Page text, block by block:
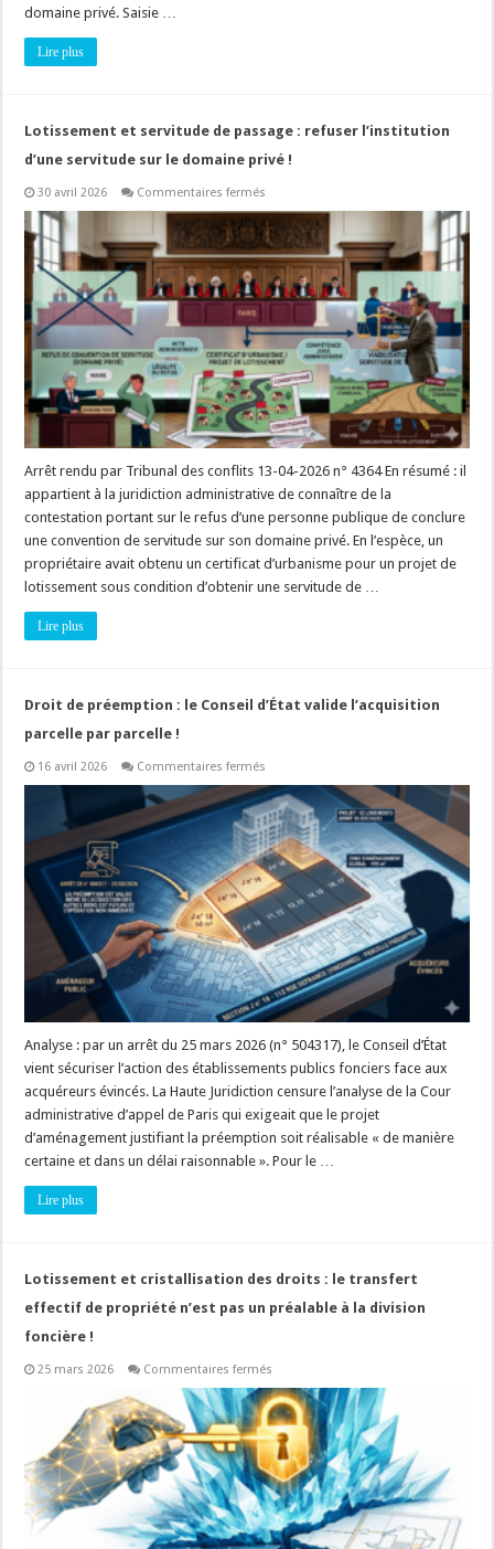
domaine privé. Saisie …
Lire plus
Lotissement et servitude de passage : refuser l’institution
d’une servitude sur le domaine privé !
30 avril 2026 Commentaires fermés
et
servitude
de
passage
refuser
l’institution
d’une
servitude
sur
le
domaine
privé
!
Arrêt rendu par Tribunal des conflits 13-04-2026 n° 4364 En résumé : il
appartient à la juridiction administrative de connaître de la
contestation portant sur le refus d’une personne publique de conclure
une convention de servitude sur son domaine privé. En l’espèce, un
propriétaire avait obtenu un certificat d’urbanisme pour un projet de
lotissement sous condition d’obtenir une servitude de …
Lire plus
Droit de préemption : le Conseil d’État valide l’acquisition
parcelle par parcelle !
16 avril 2026 Commentaires fermés
de
préemption
:
le
Conseil
d’État
valide
l’acquisition
parcelle
par
parcelle
!
Analyse : par un arrêt du 25 mars 2026 (n° 504317), le Conseil d’État
vient sécuriser l’action des établissements publics fonciers face aux
acquéreurs évincés. La Haute Juridiction censure l’analyse de la Cour
administrative d’appel de Paris qui exigeait que le projet
d’aménagement justifiant la préemption soit réalisable « de manière
certaine et dans un délai raisonnable ». Pour le …
Lire plus
Lotissement et cristallisation des droits : le transfert
effectif de propriété n’est pas un préalable à la division
foncière !
25 mars 2026 Commentaires fermés
et
cristallisation
des
droits
:
le
transfert
effectif
de
propriété
n’est